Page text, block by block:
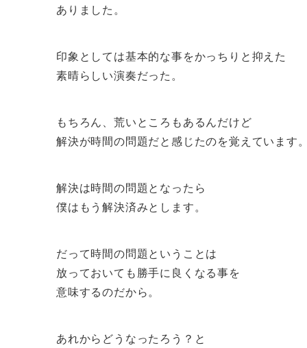
ありました。
印象としては基本的な事をかっちりと抑えた
素晴らしい演奏だった。
もちろん、荒いところもあるんだけど
解決が時間の問題だと感じたのを覚えています
解決は時間の問題となったら
僕はもう解決済みとします。
だって時間の問題ということは
放っておいても勝手に良くなる事を
意味するのだから。
あれからどうなったろう？と